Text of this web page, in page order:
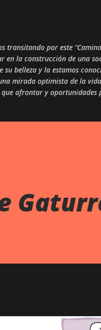
transitando por este
la construcción de una
belleza y la estamos
mirada optimista de la
afrontar y oportunidades